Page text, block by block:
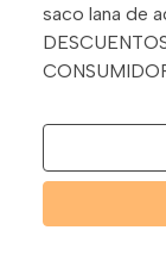
saco lana de